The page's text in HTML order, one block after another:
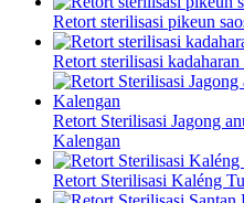
Retort sterilisasi pikeun
Retort sterilisasi
Retort Sterilisasi Jagong
Kalengan
Retort Sterilisasi Kaléng